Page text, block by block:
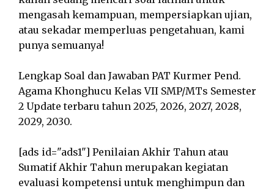
mengasah kemampuan, mempersiapkan ujian,
atau sekadar memperluas pengetahuan, kami
punya semuanya!
Lengkap Soal dan Jawaban PAT Kurmer Pend.
Agama Khonghucu Kelas VII SMP/MTs Semester
2 Update terbaru tahun 2025, 2026, 2027, 2028,
2029, 2030.
[ads id="ads1"] Penilaian Akhir Tahun atau
Sumatif Akhir Tahun merupakan kegiatan
evaluasi kompetensi untuk menghimpun dan